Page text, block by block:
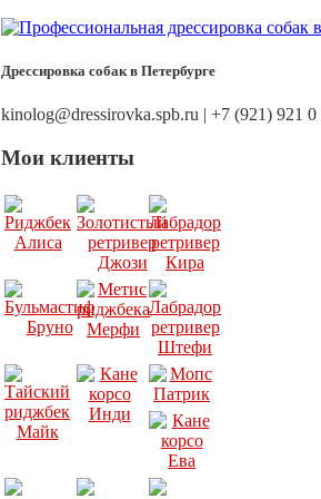
Дрессировка собак в Петербурге
kinolog@dressirovka.spb.ru | +7 (921) 921 0
Мои клиенты